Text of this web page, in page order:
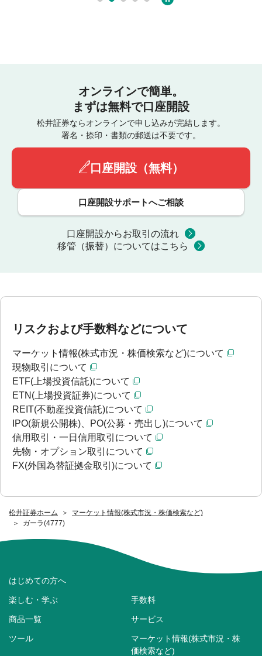
松井証券ホーム
マーケット情報(株式市況・株価検索など)
ガーラ(4777)
オンラインで簡単。
まずは無料で口座開設
松井証券ならオンラインで申し込みが完結します。
署名・捺印・書類の郵送は不要です。
口座開設（無料）
口座開設サポートへご相談
口座開設からお取引の流れ
移管（振替）についてはこちら
リスクおよび手数料などについて
マーケット情報(株式市況・株価検索など)について
現物取引について
ETF(上場投資信託)について
ETN(上場投資証券)について
REIT(不動産投資信託)について
IPO(新規公開株)、PO(公募・売出し)について
信用取引・一日信用取引について
先物・オプション取引について
FX(外国為替証拠金取引)について
はじめての方へ
楽しむ・学ぶ 手数料
商品一覧 サービス
ツール
マーケット情報(株式市況・株
価検索など)